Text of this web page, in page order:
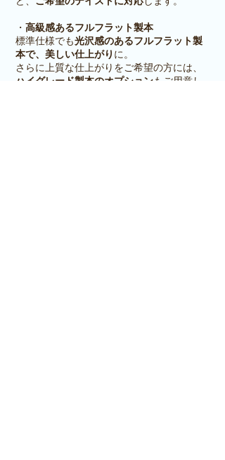
・ 高級感あるフルフラット製本
標準仕様でも光沢感のあるフルフラット製
本で、美しい仕上がり に。
さらに上質な仕上がりをご希望の方には、
ハイグレード製本のオプションもご用意し